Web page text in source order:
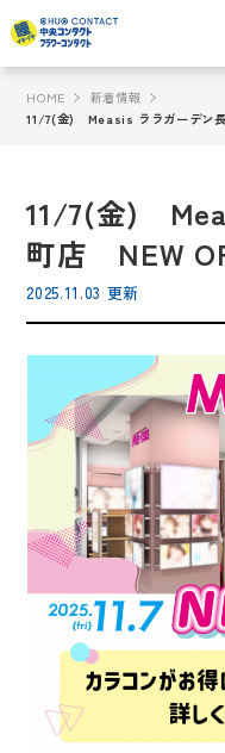
HOME
新着情報
11/7(金) Measis ララガーデン
11/7(金)
町店 NEW
2025.11.03 更新